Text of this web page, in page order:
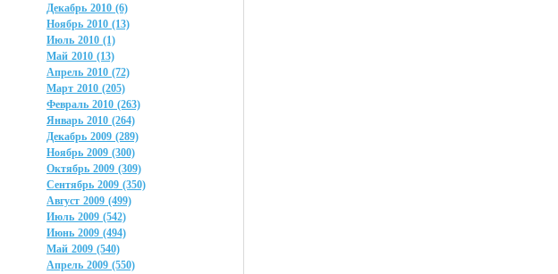
Декабрь 2010 (6)
Ноябрь 2010 (13)
Июль 2010 (1)
Май 2010 (13)
Апрель 2010 (72)
Март 2010 (205)
Февраль 2010 (263)
Январь 2010 (264)
Декабрь 2009 (289)
Ноябрь 2009 (300)
Октябрь 2009 (309)
Сентябрь 2009 (350)
Август 2009 (499)
Июль 2009 (542)
Июнь 2009 (494)
Май 2009 (540)
Апрель 2009 (550)